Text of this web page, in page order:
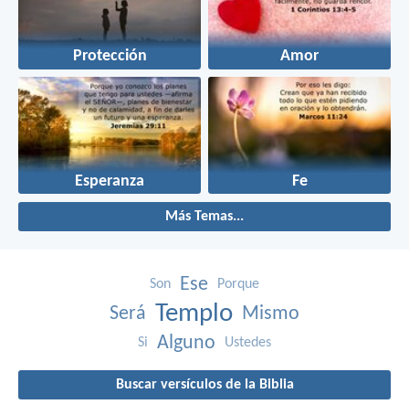
Protección Amor
Esperanza Fe
Más Temas...
Son Ese Porque
Será Templo Mismo
Si Alguno Ustedes
Buscar versículos de la Biblia